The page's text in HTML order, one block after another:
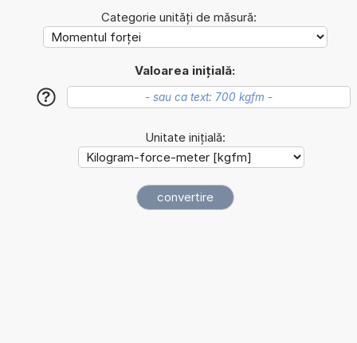
Categorie unități de măsură:
Valoarea inițială:
?
Unitate inițială: